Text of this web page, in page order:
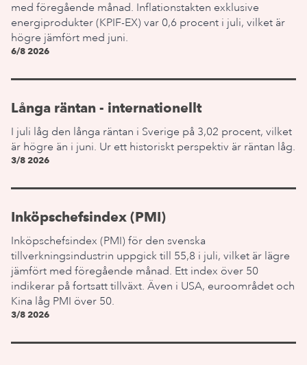
med föregående månad. Inflationstakten exklusive
energiprodukter (KPIF-EX) var 0,6 procent i juli, vilket är
högre jämfört med juni.
6/8 2026
Långa räntan - internationellt
I juli låg den långa räntan i Sverige på 3,02 procent, vilket
är högre än i juni. Ur ett historiskt perspektiv är räntan låg.
3/8 2026
Inköpschefsindex (PMI)
Inköpschefsindex (PMI) för den svenska
tillverkningsindustrin uppgick till 55,8 i juli, vilket är lägre
jämfört med föregående månad. Ett index över 50
indikerar på fortsatt tillväxt. Även i USA, euroområdet och
Kina låg PMI över 50.
3/8 2026